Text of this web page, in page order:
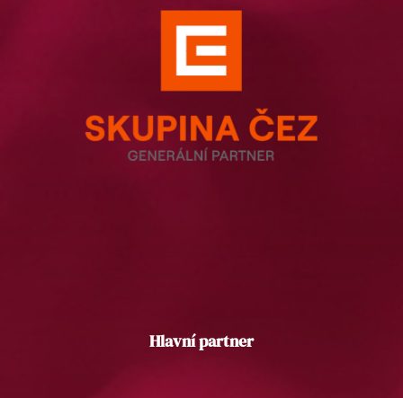
Hlavní partner